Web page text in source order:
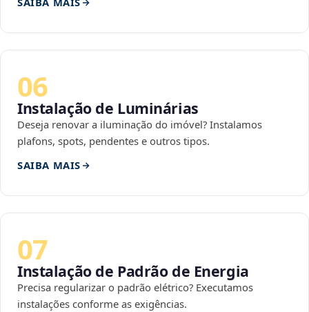
06
Instalação de Luminárias
Deseja renovar a iluminação do imóvel? Instalamos
plafons, spots, pendentes e outros tipos.
SAIBA MAIS
07
Instalação de Padrão de Energia
Precisa regularizar o padrão elétrico? Executamos
instalações conforme as exigências.